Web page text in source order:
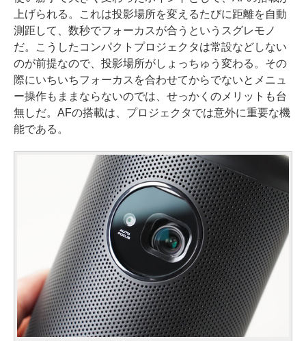
上げられる。これは投影場所を変えるたびに距離を自動
測距して、数秒でフォーカスが合うというスグレモノ
だ。こうしたコンパクトプロジェクタは常設などしない
のが前提なので、投影場所がしょっちゅう変わる。その
際にいちいちフォーカスを合わせてからでないとメニュ
ー操作もままならないのでは、せっかくのメリットも台
無しだ。AFの搭載は、プロジェクタでは意外に重要な機
能である。